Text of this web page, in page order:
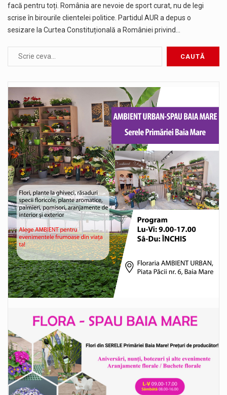
facă pentru toți. România are nevoie de sport curat, nu de legi
scrise în birourile clientelei politice. Partidul AUR a depus o
sesizare la Curtea Constituțională a României privind…